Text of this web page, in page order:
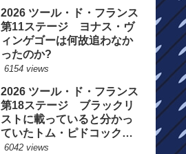
2026 ツール・ド・フランス
第11ステージ ヨナス・ヴ
ィンゲゴーは何故追わなか
ったのか?
6154 views
2026 ツール・ド・フランス
第18ステージ ブラックリ
ストに載っていると分かっ
ていたトム・ピドコックは
総合順位死守に
6042 views